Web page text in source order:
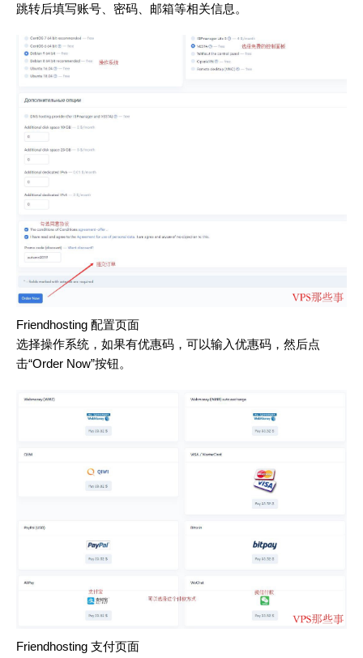
跳转后填写账号、密码、邮箱等相关信息。
Friendhosting 配置页面
选择操作系统，如果有优惠码，可以输入优惠码，然后点
击“Order Now”按钮。
Friendhosting 支付页面